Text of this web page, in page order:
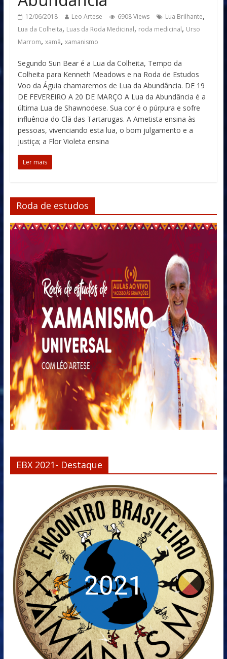
12/06/2018 Leo Artese 6908 Views Lua Brilhante,
Lua da Colheita, Luas da Roda Medicinal, roda medicinal, Urso
Marrom, xamã, xamanismo
Segundo Sun Bear é a Lua da Colheita, Tempo da
Colheita para Kenneth Meadows e na Roda de Estudos
Voo da Águia chamaremos de Lua da Abundância. DE 19
DE FEVEREIRO A 20 DE MARÇO A Lua da Abundância é a
última Lua de Shawnodese. Sua cor é o púrpura e sofre
influência do Clã das Tartarugas. A Ametista ensina às
pessoas, vivenciando esta lua, o bom julgamento e a
justiça; a Flor Violeta ensina
Ler mais
Roda de estudos
EBX 2021- Destaque
2021